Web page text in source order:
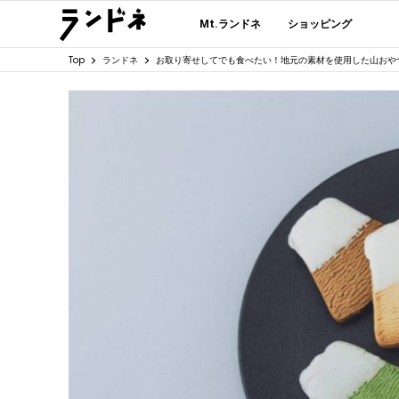
Mt.ランドネ ショッピング
Top ランドネ お取り寄せしてでも食べたい！地元の素材を使用した山おや